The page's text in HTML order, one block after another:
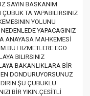
SAYIN BASKANIM
TA YAPABILIRSINIZ
YOLUNU
YAPACAGINIZ
ANAYASA MAHKEMESİ
HIZMETLERE EGO
BILIRSINIZ
BAKANLIKLARA BİR
DONDURUYORSUNUZ
ŞU ÇUBUKLU
BİR YIKIN.ÇESİTLİ